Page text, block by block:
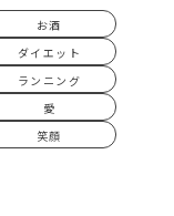
お酒
ダイエット
ランニング
愛
笑顔